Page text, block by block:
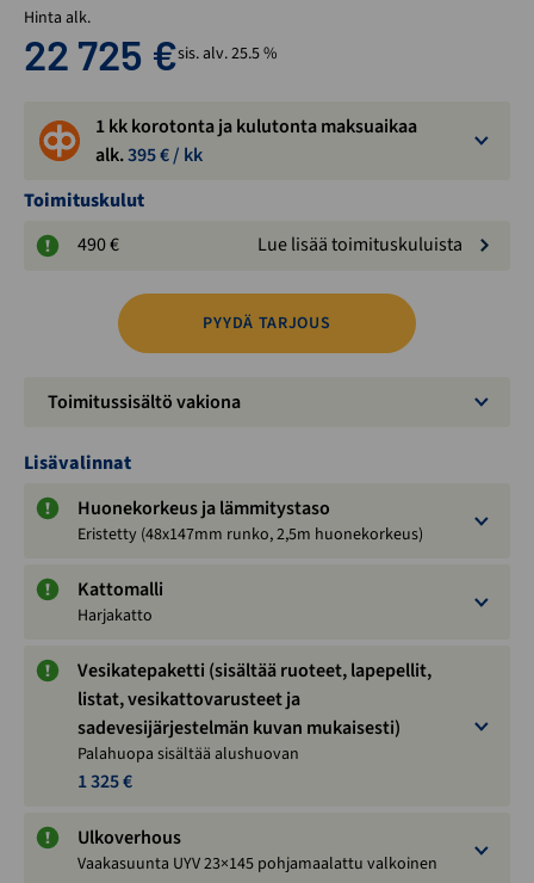
Hinta alk.
22 725 €sis. alv. 25.5 %
1 kk korotonta ja kulutonta maksuaikaa
alk.395€ / kk
Toimituskulut
490 €
Lue lisää toimituskuluista
PYYDÄ TARJOUS
Toimitussisältö vakiona
Lisävalinnat
Huonekorkeus ja lämmitystaso
Eristetty (48x147mm runko, 2,5m huonekorkeus)
Kattomalli
Harjakatto
Vesikatepaketti (sisältää ruoteet, lapepellit,
listat, vesikattovarusteet ja
sadevesijärjestelmän kuvan mukaisesti)
Palahuopa sisältää alushuovan
1 325 €
Ulkoverhous
Vaakasuunta UYV 23×145 pohjamaalattu valkoinen